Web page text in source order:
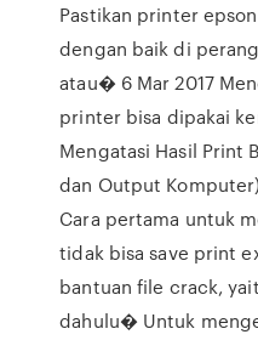
Pastikan printer
dengan baik di
atau� 6 Mar 2017
printer bisa dipakai
Mengatasi Hasil Print
dan Output
Cara pertama untuk
tidak bisa save print
bantuan file crack,
dahulu� Untuk